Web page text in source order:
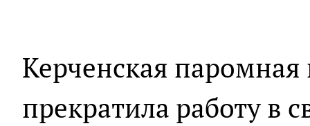
Керченская
прекратила работу в